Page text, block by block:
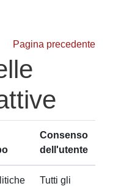
Pagina precedente
Consenso
dell'utente
Tutti gli